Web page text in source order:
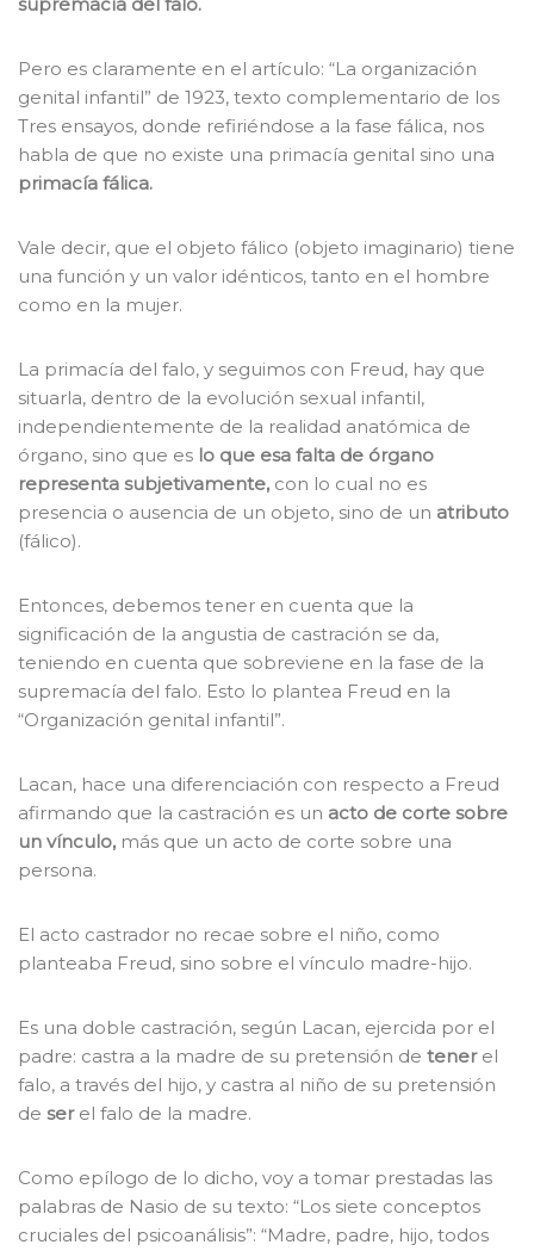
Pero es claramente en el artículo: “La organización
genital infantil” de 1923, texto complementario de los
Tres ensayos, donde refiriéndose a la fase fálica, nos
habla de que no existe una primacía genital sino una
primacía fálica.
Vale decir, que el objeto fálico (objeto imaginario) tiene
una función y un valor idénticos, tanto en el hombre
como en la mujer.
La primacía del falo, y seguimos con Freud, hay que
situarla, dentro de la evolución sexual infantil,
independientemente de la realidad anatómica de
órgano, sino que es lo que esa falta de órgano
representa subjetivamente, con lo cual no es
presencia o ausencia de un objeto, sino de un atributo
(fálico).
Entonces, debemos tener en cuenta que la
significación de la angustia de castración se da,
teniendo en cuenta que sobreviene en la fase de la
supremacía del falo. Esto lo plantea Freud en la
“Organización genital infantil”.
Lacan, hace una diferenciación con respecto a Freud
afirmando que la castración es un acto de corte sobre
un vínculo, más que un acto de corte sobre una
persona.
El acto castrador no recae sobre el niño, como
planteaba Freud, sino sobre el vínculo madre-hijo.
Es una doble castración, según Lacan, ejercida por el
padre: castra a la madre de su pretensión de tener el
falo, a través del hijo, y castra al niño de su pretensión
de ser el falo de la madre.
Como epílogo de lo dicho, voy a tomar prestadas las
palabras de Nasio de su texto: “Los siete conceptos
cruciales del psicoanálisis”: “Madre, padre, hijo, todos